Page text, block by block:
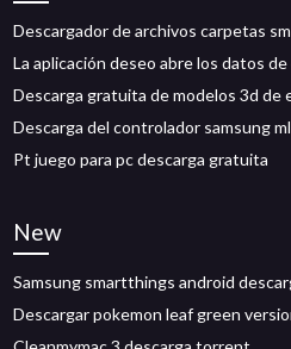
Descargador de archivos carpetas sm
La aplicación deseo abre los datos
Descarga gratuita de modelos 3d de
Descarga del controlador samsung
Pt juego para pc descarga gratuita
New
Samsung smartthings android
Descargar pokemon leaf green